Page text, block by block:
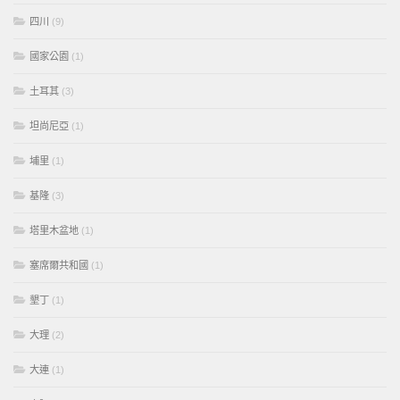
四川 (9)
國家公園 (1)
土耳其 (3)
坦尚尼亞 (1)
埔里 (1)
基隆 (3)
塔里木盆地 (1)
塞席爾共和國 (1)
墾丁 (1)
大理 (2)
大連 (1)